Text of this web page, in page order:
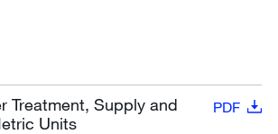
Treatment, Supply and
Units
PDF